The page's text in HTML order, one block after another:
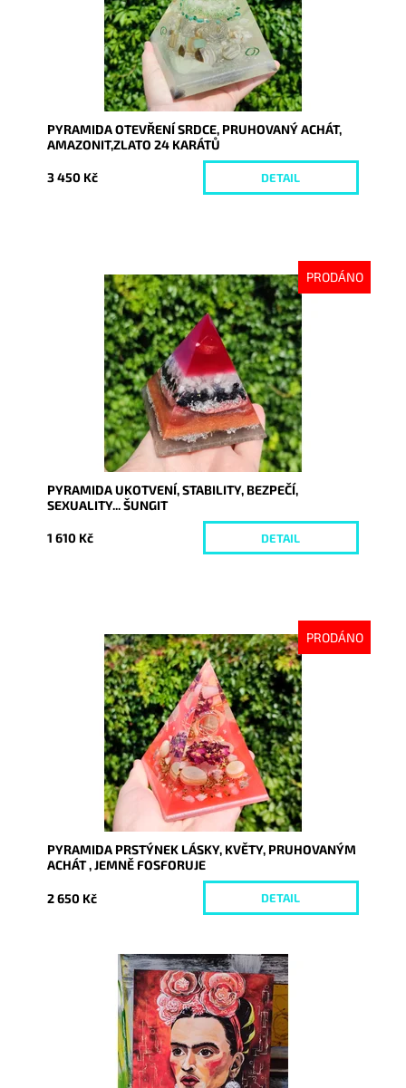
PYRAMIDA OTEVŘENÍ SRDCE, PRUHOVANÝ ACHÁT,
AMAZONIT,ZLATO 24 KARÁTŮ
3 450 Kč DETAIL
PRODÁNO
Dostupnost:
Vyprodáno
9198
PYRAMIDA UKOTVENÍ, STABILITY, BEZPEČÍ,
SEXUALITY... ŠUNGIT
1 610 Kč DETAIL
PRODÁNO
Dostupnost:
Vyprodáno
9210
PYRAMIDA PRSTÝNEK LÁSKY, KVĚTY, PRUHOVANÝM
ACHÁT , JEMNĚ FOSFORUJE
2 650 Kč DETAIL
Skladem
9195/REP